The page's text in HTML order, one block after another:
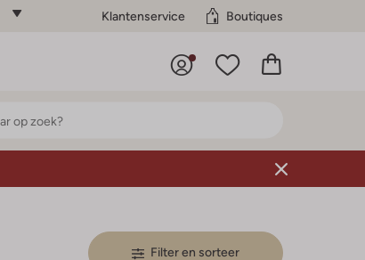
Klantenservice Boutiques
Filter en sorteer